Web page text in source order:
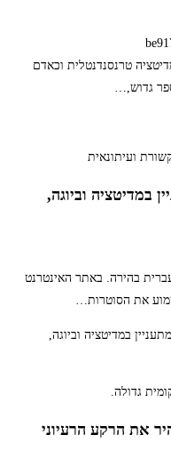
טרנסנדנטלית וכאדם
גדוש,…
ועיתונאית
במדיטציה וביוגה,
בהירה. באתר האינטרנט
את הסוטרות…
במדיטציה וביוגה,
גדולה.
את הרקע הרעיוני